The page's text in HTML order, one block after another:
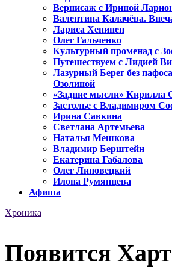
Вернисаж с Ириной
Валентина Калачёва.
Лариса Хенинен
Олег Гальченко
Культурный променад с
Путешествуем с Лидией
Лазурный Берег без
Озолиной
«Задние мысли»
Застолье с Владимиром
Ирина Савкина
Светлана Артемьева
Наталья Мешкова
Владимир Берштейн
Екатерина Габалова
Олег Липовецкий
Илона Румянцева
Афиша
Хроника
Появится